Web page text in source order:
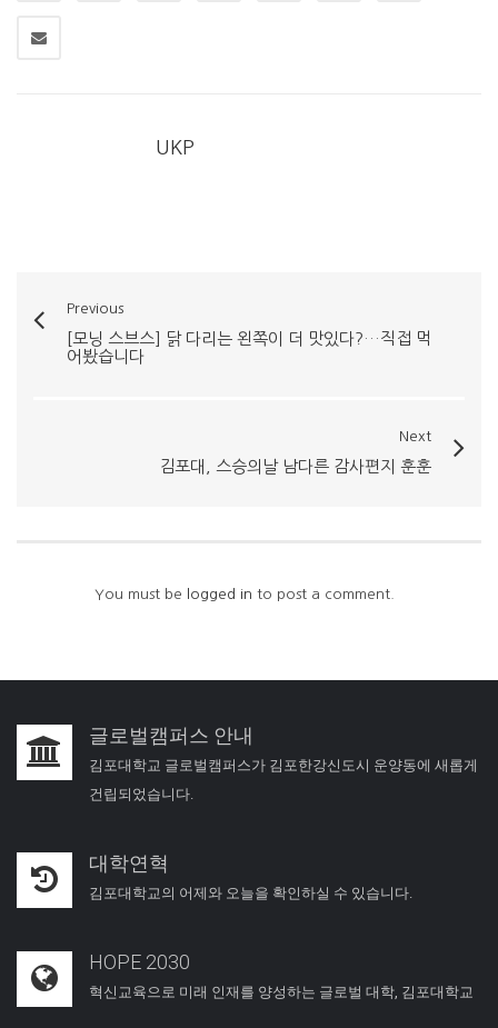
UKP
Previous
[모닝 스브스] 닭 다리는 왼쪽이 더 맛있다?…직접 먹
어봤습니다
Next
김포대, 스승의날 남다른 감사편지 훈훈
You must be logged in to post a comment.
글로벌캠퍼스 안내
김포대학교 글로벌캠퍼스가 김포한강신도시 운양동에 새롭게
건립되었습니다.
대학연혁
김포대학교의 어제와 오늘을 확인하실 수 있습니다.
HOPE 2030
혁신교육으로 미래 인재를 양성하는 글로벌 대학, 김포대학교